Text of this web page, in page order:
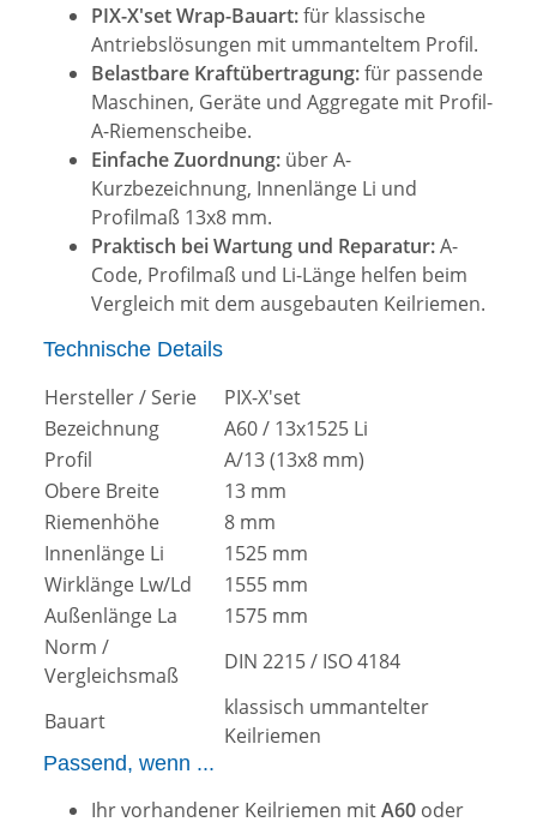
PIX-X'set Wrap-Bauart:für klassische
Antriebslösungen mit ummanteltem Profil.
Belastbare Kraftübertragung:für passende
Maschinen, Geräte und Aggregate mit Profil-
A-Riemenscheibe.
Einfache Zuordnung: über A-
Kurzbezeichnung, Innenlänge Li und
Profilmaß 13x8 mm.
Praktisch bei Wartung und Reparatur:A-
Code, Profilmaß und Li-Länge helfen beim
Vergleich mit dem ausgebauten Keilriemen.
Technische Details
Hersteller / Serie
PIX-X'set
Bezeichnung
A60 / 13x1525 Li
Profil
A/13 (13x8 mm)
Obere Breite
13 mm
Riemenhöhe
8 mm
Innenlänge Li
1525 mm
Wirklänge Lw/Ld
1555 mm
Außenlänge La
1575 mm
Norm /
Vergleichsmaß
DIN 2215 / ISO 4184
Bauart
klassisch ummantelter
Keilriemen
Passend, wenn ...
Ihr vorhandener Keilriemen mitA60 oder